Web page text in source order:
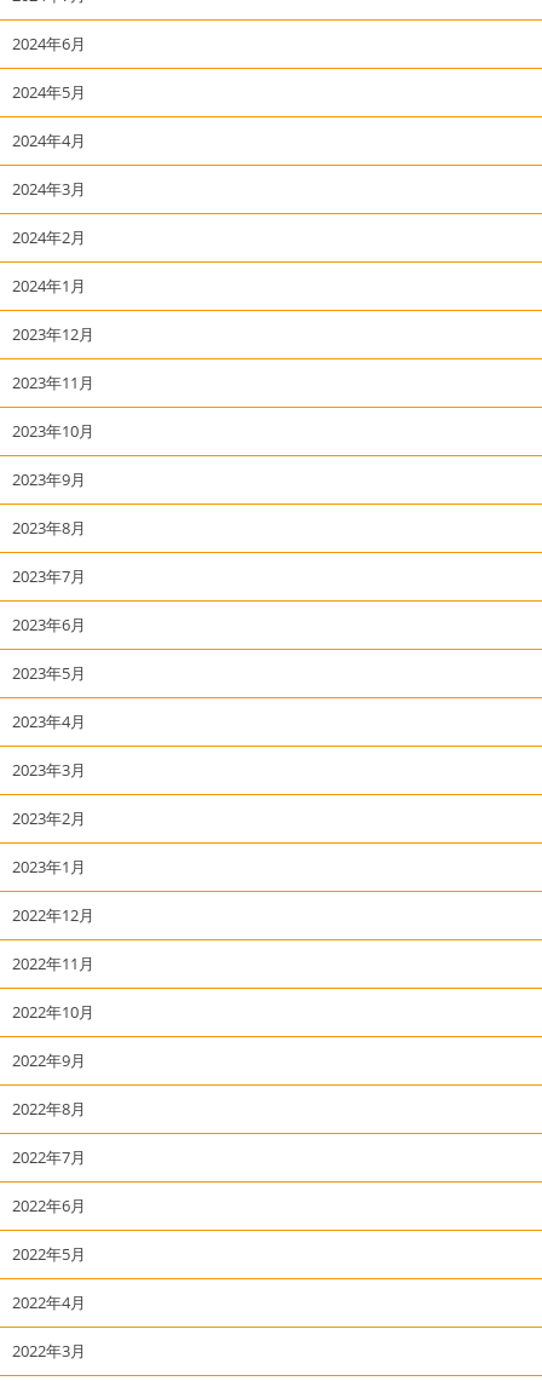
2024年6月
2024年5月
2024年4月
2024年3月
2024年2月
2024年1月
2023年12月
2023年11月
2023年10月
2023年9月
2023年8月
2023年7月
2023年6月
2023年5月
2023年4月
2023年3月
2023年2月
2023年1月
2022年12月
2022年11月
2022年10月
2022年9月
2022年8月
2022年7月
2022年6月
2022年5月
2022年4月
2022年3月